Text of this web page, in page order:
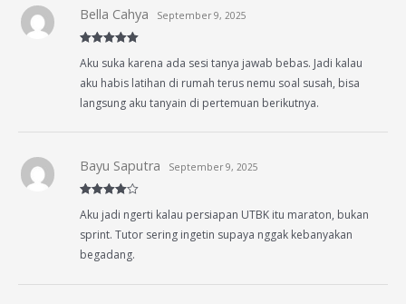
of 5
Bella Cahya September 9, 2025
Aku suka karena ada sesi tanya jawab bebas. Jadi kalau
aku habis latihan di rumah terus nemu soal susah, bisa
langsung aku tanyain di pertemuan berikutnya.
out of 5
Bayu Saputra September 9, 2025
Aku jadi ngerti kalau persiapan UTBK itu maraton, bukan
sprint. Tutor sering ingetin supaya nggak kebanyakan
begadang.